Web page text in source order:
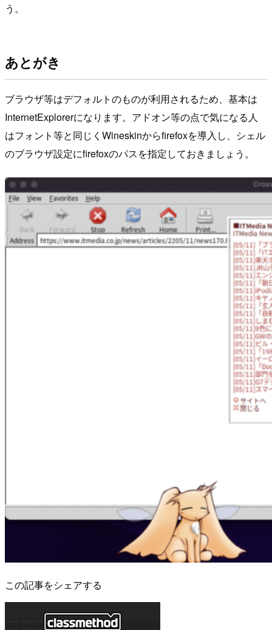
う。
あとがき
ブラウザ等はデフォルトのものが利用されるため、基本は
InternetExplorerになります。アドオン等の点で気になる人
はフォント等と同じくWineskinからfirefoxを導入し、シェル
のブラウザ設定にfirefoxのパスを指定しておきましょう。
この記事をシェアする